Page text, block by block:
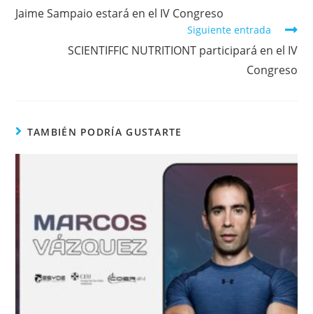
Jaime Sampaio estará en el IV Congreso
Siguiente entrada
SCIENTIFFIC NUTRITIONT participará en el IV
Congreso
TAMBIÉN PODRÍA GUSTARTE